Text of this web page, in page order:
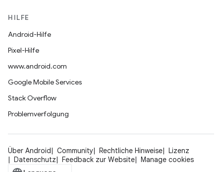
HILFE
Android-Hilfe
Pixel-Hilfe
www.android.com
Google Mobile Services
Stack Overflow
Problemverfolgung
Über Android Community Rechtliche Hinweise
Lizenz
Datenschutz
Feedback zur Website Manage cookies